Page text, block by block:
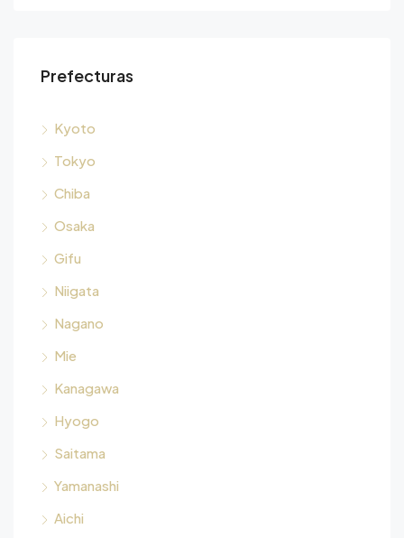
Prefecturas
Kyoto
Tokyo
Chiba
Osaka
Gifu
Niigata
Nagano
Mie
Kanagawa
Hyogo
Saitama
Yamanashi
Aichi